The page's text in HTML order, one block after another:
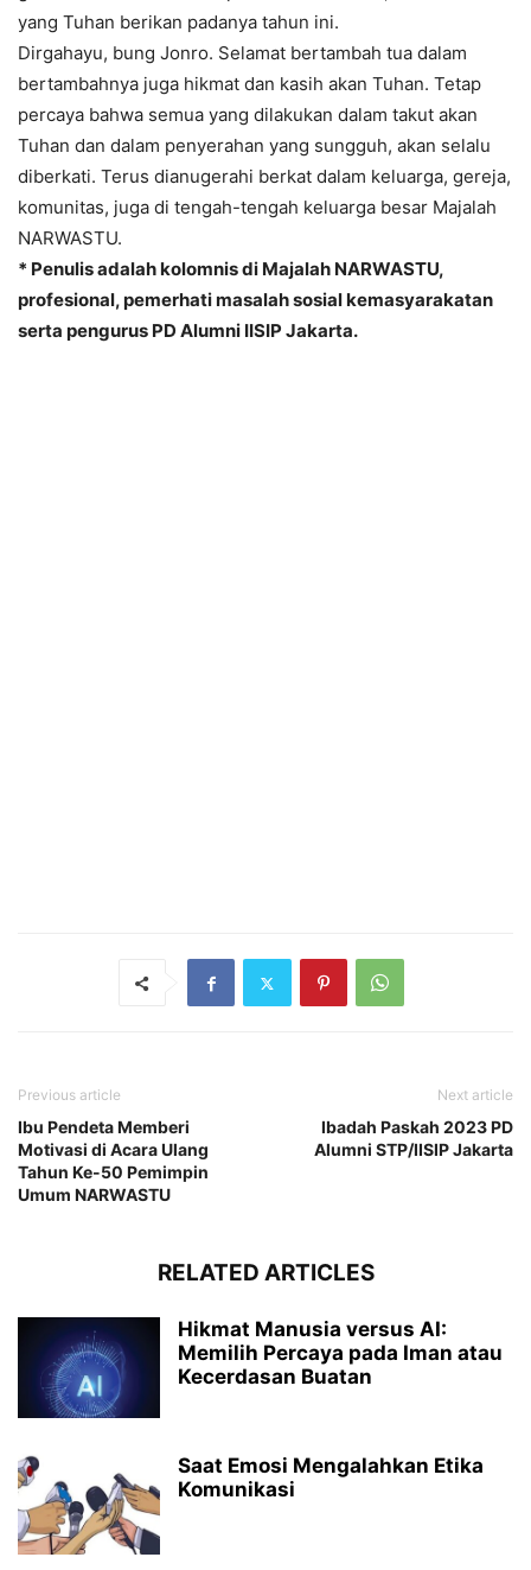
yang Tuhan berikan padanya tahun ini.
Dirgahayu, bung Jonro. Selamat bertambah tua dalam
bertambahnya juga hikmat dan kasih akan Tuhan. Tetap
percaya bahwa semua yang dilakukan dalam takut akan
Tuhan dan dalam penyerahan yang sungguh, akan selalu
diberkati. Terus dianugerahi berkat dalam keluarga, gereja,
komunitas, juga di tengah-tengah keluarga besar Majalah
NARWASTU.
* Penulis adalah kolomnis di Majalah NARWASTU,
profesional, pemerhati masalah sosial kemasyarakatan
serta pengurus PD Alumni IISIP Jakarta.
Previous article
Ibu Pendeta Memberi
Motivasi di Acara Ulang
Tahun Ke-50 Pemimpin
Umum NARWASTU
Next article
Ibadah Paskah 2023 PD
Alumni STP/IISIP Jakarta
RELATED ARTICLES
Hikmat Manusia versus AI:
Memilih Percaya pada Iman atau
Kecerdasan Buatan
Saat Emosi Mengalahkan Etika
Komunikasi